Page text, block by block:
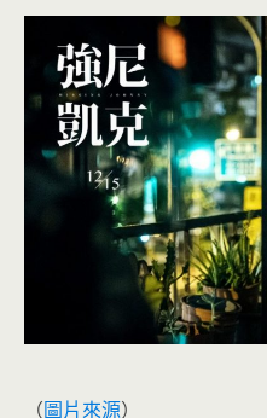
電影【強尼
（圖片來源）